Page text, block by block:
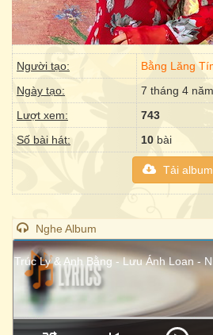
Người tạo:
Bằng Lăng
Ngày tạo:
7 tháng 4
Lượt xem:
743
Số bài hát:
10 bài
Tải album
Nghe Album
Trúc Ly & Anh Bằng - Lưu Ánh Loan -